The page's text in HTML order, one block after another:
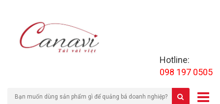
Hotline:
098 197 0505